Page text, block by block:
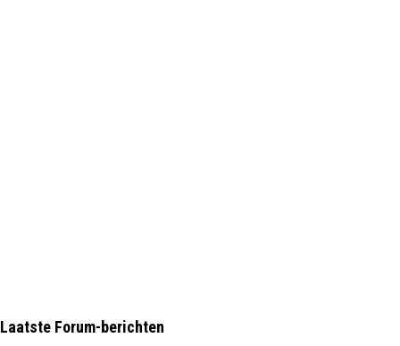
Laatste Forum-berichten